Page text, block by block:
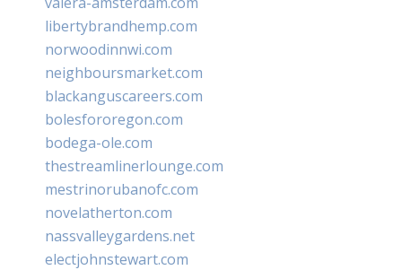
libertybrandhemp.com
norwoodinnwi.com
neighboursmarket.com
blackanguscareers.com
bolesfororegon.com
bodega-ole.com
thestreamlinerlounge.com
mestrinorubanofc.com
novelatherton.com
nassvalleygardens.net
electjohnstewart.com